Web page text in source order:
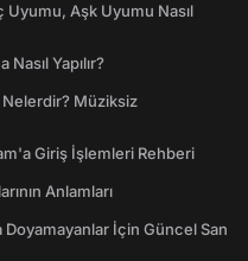
Aşk Uyumu Nasıl
Yapılır?
Nelerdir? Müziksiz
Giriş İşlemleri Rehberi
Anlamları
İçin Güncel San